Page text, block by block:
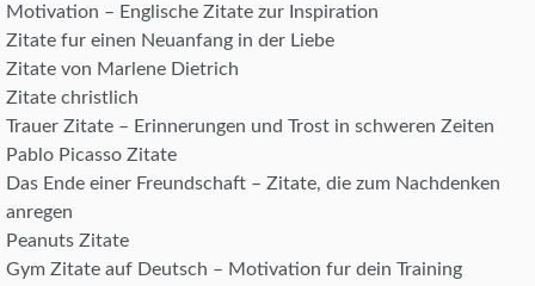
Motivation – Englische Zitate zur Inspiration
Zitate fur einen Neuanfang in der Liebe
Zitate von Marlene Dietrich
Zitate christlich
Trauer Zitate – Erinnerungen und Trost in schweren Zeiten
Pablo Picasso Zitate
Das Ende einer Freundschaft – Zitate, die zum Nachdenken
anregen
Peanuts Zitate
Gym Zitate auf Deutsch – Motivation fur dein Training